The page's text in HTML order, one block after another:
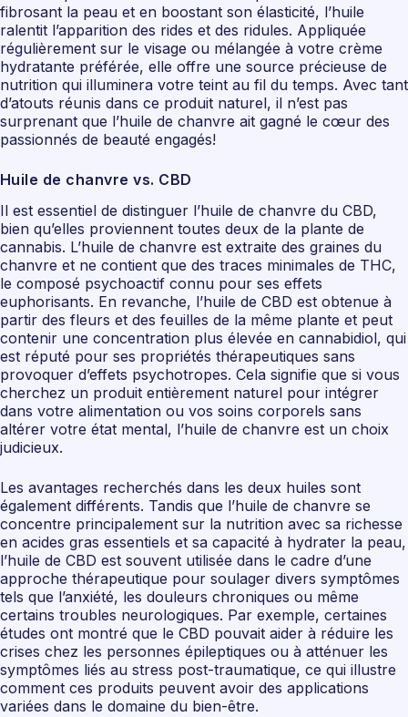
fibrosant la peau et en boostant son élasticité, l’huile
ralentit l’apparition des rides et des ridules. Appliquée
régulièrement sur le visage ou mélangée à votre crème
hydratante préférée, elle offre une source précieuse de
nutrition qui illuminera votre teint au fil du temps. Avec tant
d’atouts réunis dans ce produit naturel, il n’est pas
surprenant que l’huile de chanvre ait gagné le cœur des
passionnés de beauté engagés!
Huile de chanvre vs. CBD
Il est essentiel de distinguer l’huile de chanvre du CBD,
bien qu’elles proviennent toutes deux de la plante de
cannabis. L’huile de chanvre est extraite des graines du
chanvre et ne contient que des traces minimales de THC,
le composé psychoactif connu pour ses effets
euphorisants. En revanche, l’huile de CBD est obtenue à
partir des fleurs et des feuilles de la même plante et peut
contenir une concentration plus élevée en cannabidiol, qui
est réputé pour ses propriétés thérapeutiques sans
provoquer d’effets psychotropes. Cela signifie que si vous
cherchez un produit entièrement naturel pour intégrer
dans votre alimentation ou vos soins corporels sans
altérer votre état mental, l’huile de chanvre est un choix
judicieux.
Les avantages recherchés dans les deux huiles sont
également différents. Tandis que l’huile de chanvre se
concentre principalement sur la nutrition avec sa richesse
en acides gras essentiels et sa capacité à hydrater la peau,
l’huile de CBD est souvent utilisée dans le cadre d’une
approche thérapeutique pour soulager divers symptômes
tels que l’anxiété, les douleurs chroniques ou même
certains troubles neurologiques. Par exemple, certaines
études ont montré que le CBD pouvait aider à réduire les
crises chez les personnes épileptiques ou à atténuer les
symptômes liés au stress post-traumatique, ce qui illustre
comment ces produits peuvent avoir des applications
variées dans le domaine du bien-être.